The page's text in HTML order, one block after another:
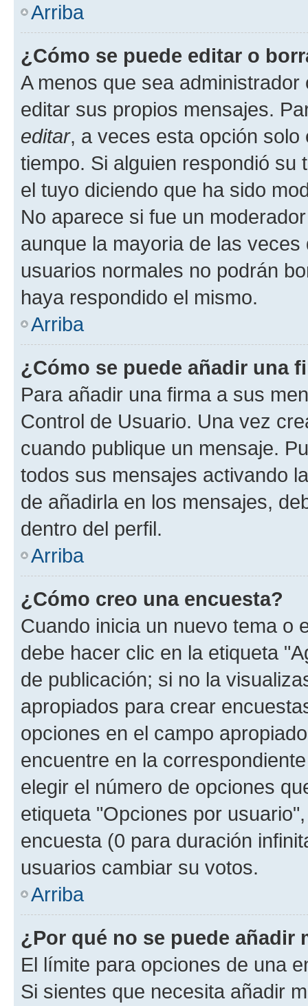
Arriba
¿Cómo se puede editar o
A menos que sea
editar sus propios mensajes.
editar, a veces esta opción
tiempo. Si alguien respondió
el tuyo diciendo que ha sido
No aparece si fue un
aunque la mayoria de las
usuarios normales no podrán
haya respondido el mismo.
Arriba
¿Cómo se puede añadir una
Para añadir una firma a sus
Control de Usuario. Una vez
cuando publique un mensaje.
todos sus mensajes activando
de añadirla en los mensajes,
dentro del perfil.
Arriba
¿Cómo creo una encuesta?
Cuando inicia un nuevo tema o
debe hacer clic en la etiqueta
de publicación; si no la
apropiados para crear
opciones en el campo
encuentre en la
elegir el número de opciones
etiqueta "Opciones por
encuesta (0 para duración
usuarios cambiar su votos.
Arriba
¿Por qué no se puede añadir
El límite para opciones de una
Si sientes que necesita añadir